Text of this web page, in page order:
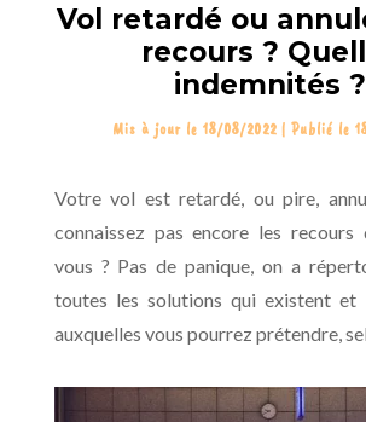
Vol retardé ou
recours ?
indemnités ?
Mis à jour le 18/08/2022 | Publié le
Votre vol est retardé, ou pire,
connaissez pas encore les recours
vous ? Pas de panique, on a
toutes les solutions qui existent et
auxquelles vous pourrez prétendre,